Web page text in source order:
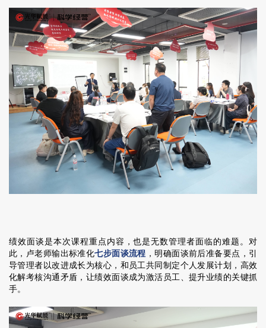
绩效面谈是本次课程重点内容，也是无数管理者面临的难题。对
此，卢老师输出标准化七步面谈流程 ，明确面谈前后准备要点，引
导管理者以改进成长为核心，和员工共同制定个人发展计划，高效
化解考核沟通矛盾，让绩效面谈成为激活员工、提升业绩的关键抓
手。